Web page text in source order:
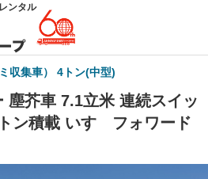
ンタル
収集車） 4トン(中型)
塵芥車 7.1立米 連続スイッ
ン積載 いすゞフォワード